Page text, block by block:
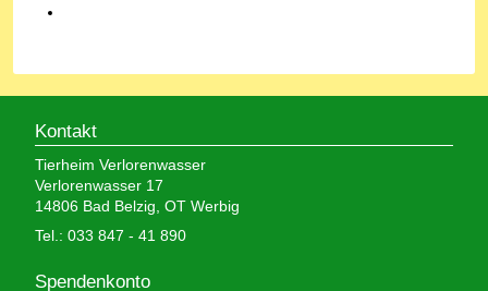
Kontakt
Tierheim Verlorenwasser
Verlorenwasser 17
14806 Bad Belzig, OT Werbig
Tel.: 033 847 - 41 890
Spendenkonto